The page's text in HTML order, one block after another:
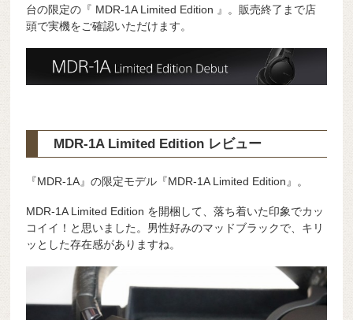
台の限定の『 MDR-1A Limited Edition 』。販売終了まで店
頭で実機をご確認いただけます。
MDR-1A Limited Edition レビュー
『MDR-1A』の限定モデル『MDR-1A Limited Edition』。
MDR-1A Limited Edition を開梱して、落ち着いた印象でカッ
コイイ！と思いました。男性好みのマッドブラックで、キリ
ッとした存在感がありますね。